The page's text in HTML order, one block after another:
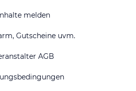
melden
Gutscheine uvm.
AGB